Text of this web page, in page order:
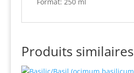
Produits similaires